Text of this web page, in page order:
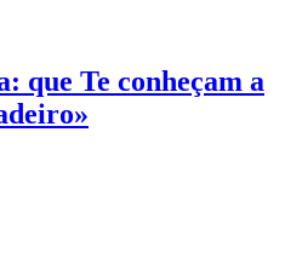
que Te conheçam a